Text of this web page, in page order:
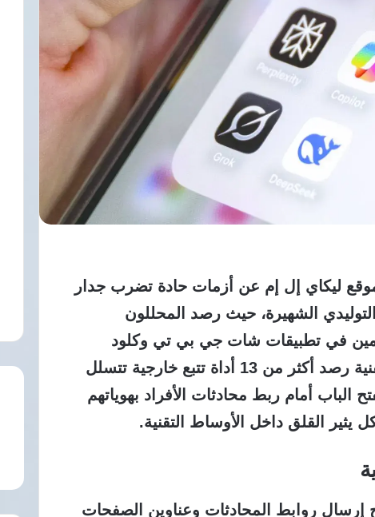
ليكاي إل إم عن أزمات حادة تضرب جدار
الشهيرة، حيث رصد المحللون
في تطبيقات شات جي بي تي وكلود
وغروك وبيربليكسيتي، وتؤكد البيانات التقنية رصد أكثر من 13 أداة تتبع خارجية تتسلل
الباب أمام ربط محادثات الأفراد بهوياتهم
يثير القلق داخل الأوساط التقنية.
إرسال روابط المحادثات وعناوين الصفحات